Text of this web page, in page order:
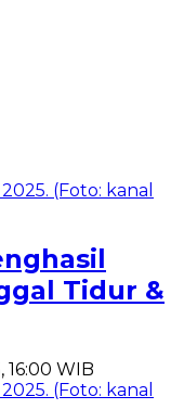
Tidur &
WIB